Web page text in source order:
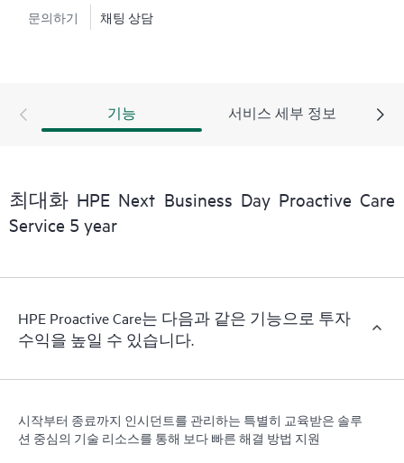
안된 자동화 기술과 도구로 무장하고 있습니다
문의하기 채팅 상담
기능 서비스 세부 정보
최대화 HPE Next Business Day Proactive Care
Service 5 year
HPE Proactive Care는 다음과 같은 기능으로 투자
수익을 높일 수 있습니다.
시작부터 종료까지 인시던트를 관리하는 특별히 교육받은 솔루
션 중심의 기술 리소스를 통해 보다 빠른 해결 방법 지원